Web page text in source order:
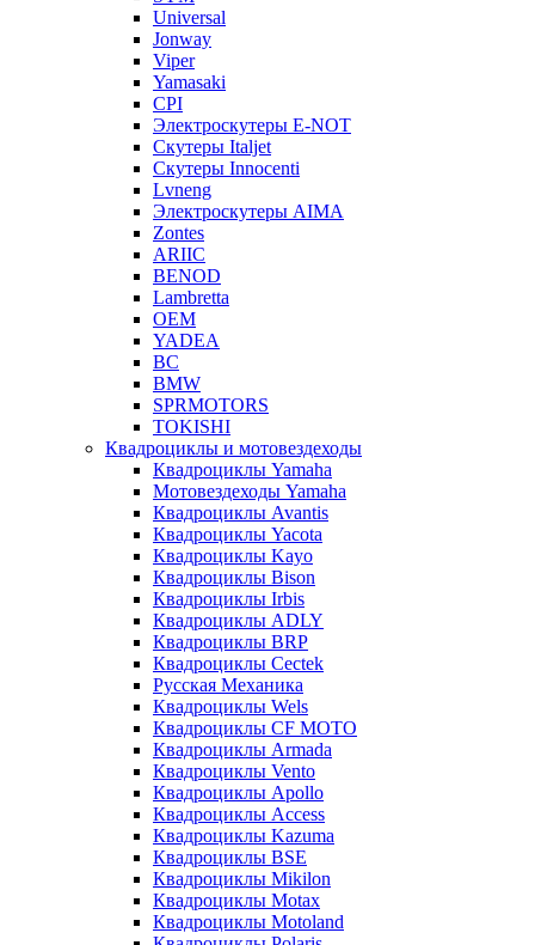
Universal
Jonway
Viper
Yamasaki
CPI
Электроскутеры E-NOT
Скутеры Italjet
Скутеры Innocenti
Lvneng
Электроскутеры AIMA
Zontes
ARIIC
BENOD
Lambretta
OEM
YADEA
BC
BMW
SPRMOTORS
TOKISHI
Квадроциклы и мотовездеходы
Квадроциклы Yamaha
Мотовездеходы Yamaha
Квадроциклы Avantis
Квадроциклы Yacota
Квадроциклы Kayo
Квадроциклы Bison
Квадроциклы Irbis
Квадроциклы ADLY
Квадроциклы BRP
Квадроциклы Cectek
Русская Механика
Квадроциклы Wels
Квадроциклы CF MOTO
Квадроциклы Armada
Квадроциклы Vento
Квадроциклы Apollo
Квадроциклы Access
Квадроциклы Kazuma
Квадроциклы BSE
Квадроциклы Mikilon
Квадроциклы Motax
Квадроциклы Motoland